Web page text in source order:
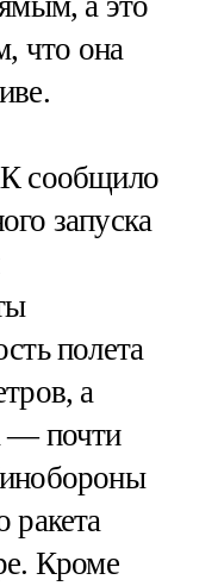
что она
сообщило
запуска
полета
а
— почти
ракета
Кроме